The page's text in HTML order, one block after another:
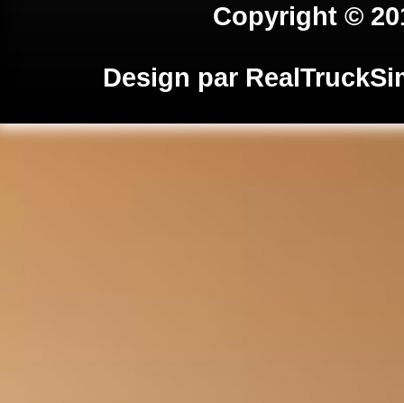
Copyright ©
Design par